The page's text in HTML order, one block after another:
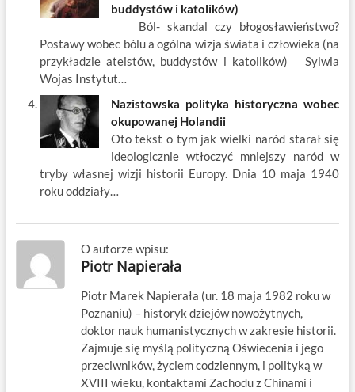
buddystów i katolików)
Ból- skandal czy błogosławieństwo?
Postawy wobec bólu a ogólna wizja świata i człowieka (na
przykładzie ateistów, buddystów i katolików) Sylwia
Wojas Instytut…
Nazistowska polityka historyczna wobec
okupowanej Holandii
Oto tekst o tym jak wielki naród starał się
ideologicznie wtłoczyć mniejszy naród w
tryby własnej wizji historii Europy. Dnia 10 maja 1940
roku oddziały…
O autorze wpisu:
Piotr Napierała
Piotr Marek Napierała (ur. 18 maja 1982 roku w
Poznaniu) – historyk dziejów nowożytnych,
doktor nauk humanistycznych w zakresie historii.
Zajmuje się myślą polityczną Oświecenia i jego
przeciwników, życiem codziennym, i polityką w
XVIII wieku, kontaktami Zachodu z Chinami i